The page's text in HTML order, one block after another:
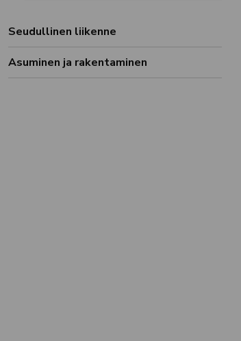
Seudullinen liikenne
Asuminen ja rakentaminen